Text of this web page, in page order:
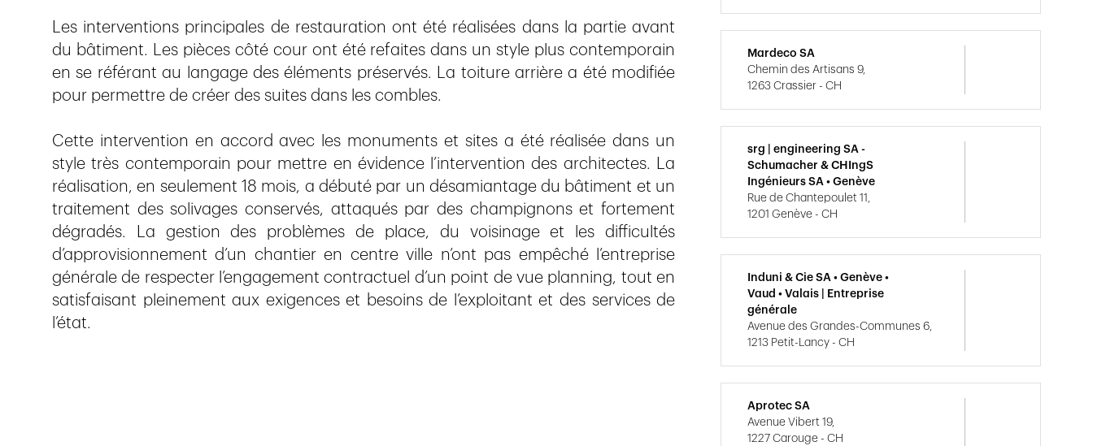
Les interventions principales de restauration ont été réalisées dans la partie avant
du bâtiment. Les pièces côté cour ont été refaites dans un style plus contemporain
en se référant au langage des éléments préservés. La toiture arrière a été modifiée
pour permettre de créer des suites dans les combles.
Cette intervention en accord avec les monuments et sites a été réalisée dans un
style très contemporain pour mettre en évidence l’intervention des architectes. La
réalisation, en seulement 18 mois, a débuté par un désamiantage du bâtiment et un
traitement des solivages conservés, attaqués par des champignons et fortement
dégradés. La gestion des problèmes de place, du voisinage et les difficultés
d’approvisionnement d’un chantier en centre ville n’ont pas empêché l’entreprise
générale de respecter l’engagement contractuel d’un point de vue planning, tout en
satisfaisant pleinement aux exigences et besoins de l’exploitant et des services de
l’état.
Mardeco SA
Chemin des Artisans 9,
1263 Crassier - CH
srg | engineering SA -
Schumacher & CHIngS
Ingénieurs SA • Genève
Rue de Chantepoulet 11,
1201 Genève - CH
Induni & Cie SA • Genève •
Vaud • Valais | Entreprise
générale
Avenue des Grandes-Communes 6,
1213 Petit-Lancy - CH
Aprotec SA
Avenue Vibert 19,
1227 Carouge - CH